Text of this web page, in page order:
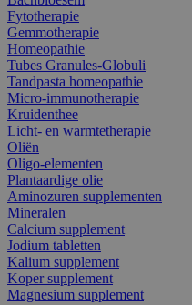
Fytotherapie
Gemmotherapie
Homeopathie
Tubes Granules-Globuli
Tandpasta homeopathie
Micro-immunotherapie
Kruidenthee
Licht- en warmtetherapie
Oliën
Oligo-elementen
Plantaardige olie
Aminozuren supplementen
Mineralen
Calcium supplement
Jodium tabletten
Kalium supplement
Koper supplement
Magnesium supplement